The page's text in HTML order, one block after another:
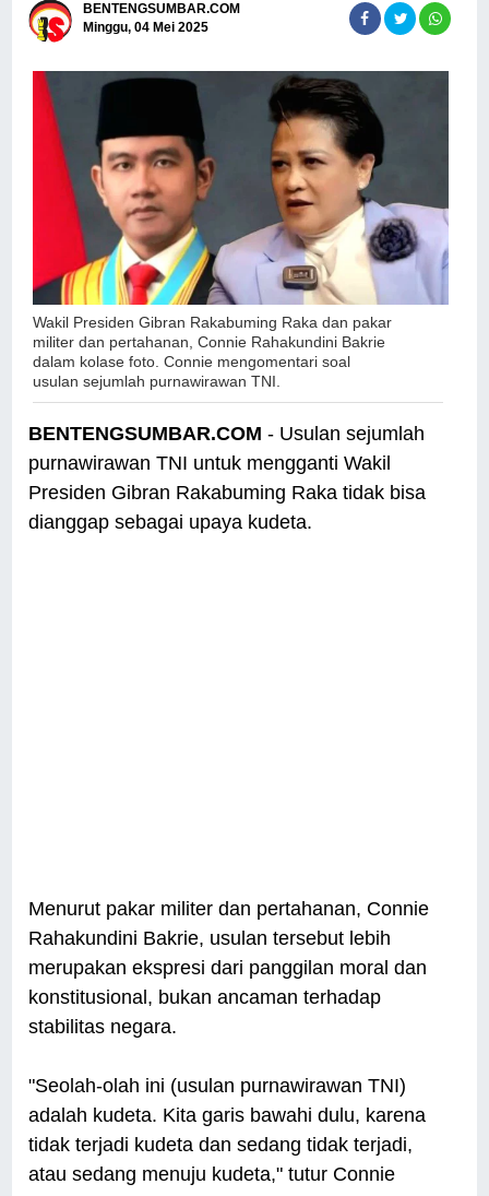
BENTENGSUMBAR.COM
Minggu, 04 Mei 2025
Wakil Presiden Gibran Rakabuming Raka dan pakar
militer dan pertahanan, Connie Rahakundini Bakrie
dalam kolase foto.Connie mengomentari soal
usulansejumlah purnawirawan TNI.
BENTENGSUMBAR.COM - Usulan sejumlah
purnawirawan TNI untuk mengganti Wakil
Presiden Gibran Rakabuming Raka tidak bisa
dianggap sebagai upaya kudeta.
Menurut pakar militer dan pertahanan, Connie
Rahakundini Bakrie, usulan tersebut lebih
merupakan ekspresi dari panggilan moral dan
konstitusional, bukan ancaman terhadap
stabilitas negara.
"Seolah-olah ini (usulan purnawirawan TNI)
adalah kudeta. Kita garis bawahi dulu, karena
tidak terjadi kudeta dan sedang tidak terjadi,
atau sedang menuju kudeta," tutur Connie